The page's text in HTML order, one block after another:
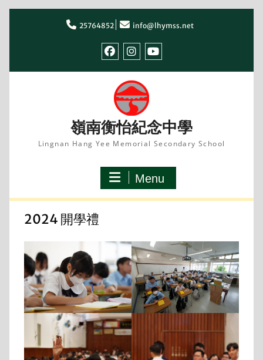
25764852 info@lhymss.net
嶺南衡怡紀念中學
Lingnan Hang Yee Memorial Secondary School
Menu
2024 開學禮